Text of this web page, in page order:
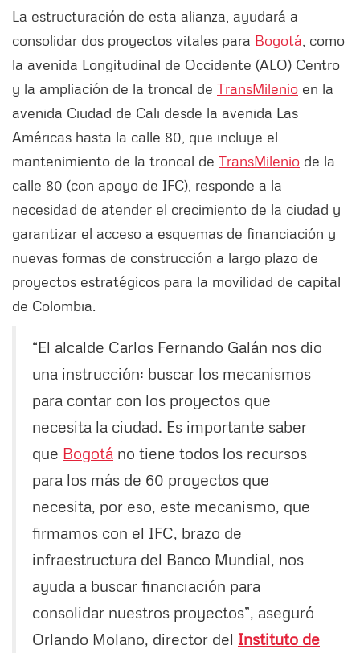
La estructuración de esta alianza, ayudará a
consolidar dos proyectos vitales para Bogotá , como
la avenida Longitudinal de Occidente (ALO) Centro
y la ampliación de la troncal de TransMilenio en la
avenida Ciudad de Cali desde la avenida Las
Américas hasta la calle 80, que incluye el
mantenimiento de la troncal de TransMilenio de la
calle 80 (con apoyo de IFC), responde a la
necesidad de atender el crecimiento de la ciudad y
garantizar el acceso a esquemas de financiación y
nuevas formas de construcción a largo plazo de
proyectos estratégicos para la movilidad de capital
de Colombia.
“El alcalde Carlos Fernando Galán nos dio
una instrucción: buscar los mecanismos
para contar con los proyectos que
necesita la ciudad. Es importante saber
que Bogotá no tiene todos los recursos
para los más de 60 proyectos que
necesita, por eso, este mecanismo, que
firmamos con el IFC, brazo de
infraestructura del Banco Mundial, nos
ayuda a buscar financiación para
consolidar nuestros proyectos”, aseguró
Orlando Molano, director del Instituto de